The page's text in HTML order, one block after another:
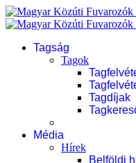
Tagság
Tagok
Tagdíjak
Média
Hírek
Belföldi